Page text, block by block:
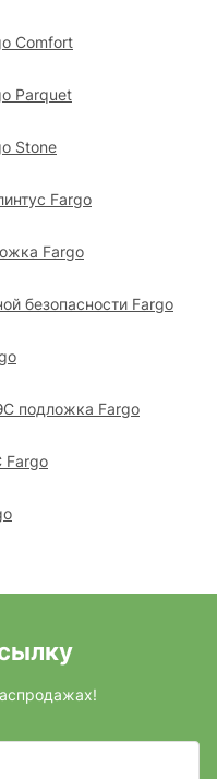
Comfort
Parquet
Stone
Fargo
Fargo
безопасности Fargo
подложка Fargo
Fargo